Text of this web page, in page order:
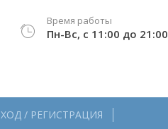
Время работы
Пн-Вс, с 11:00 до 21:00
/ РЕГИСТРАЦИЯ